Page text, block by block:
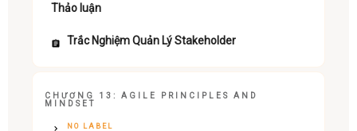
Thảo luận
Trắc Nghiệm Quản Lý Stakeholder
CHƯƠNG 13: AGILE PRINCIPLES AND
MINDSET
NO LABEL